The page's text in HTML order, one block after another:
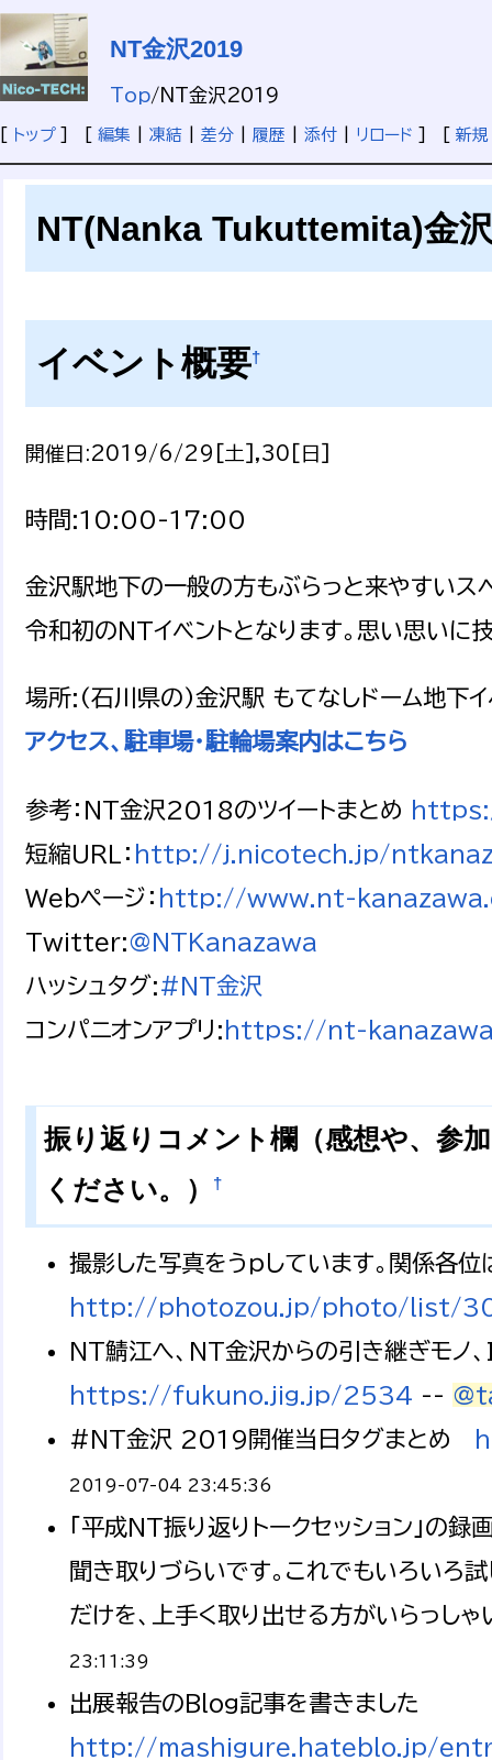
NT金沢2019
Top/NT金沢2019
トップ] [ 編集 凍結 差分 履歴 添付 リロード 新規
NT(Nanka Tukuttemita)金
イベント概要†
開催日:2019/6/29[土],30[日]
時間:10:00-17:00
金沢駅地下の一般の方もぶらっと来やすいス
令和初のNTイベントとなります。思い思いに
場所:(石川県の)金沢駅 もてなしドーム地下
アクセス、駐車場・駐輪場案内はこちら
参考：NT金沢2018のツイートまとめ
短縮URL： http://j.nicotech.jp/
Webページ： http://www.nt-
Twitter:@NTKanazawa
ハッシュタグ:#NT金沢
コンパニオンアプリ: https://nt-
振り返りコメント欄（感想や、参
ください。）
†
撮影した写真をうｐしています。関係各
http://photozou.jp/photo/list/
NT鯖江へ、NT金沢からの引き継ぎモノ
https://fukuno.jig.jp/2534 --
#NT金沢 2019開催当日タグまとめ
2019-07-04 23:45:36
「平成NT振り返りトークセッション」の
聞き取りづらいです。これでもいろいろ
だけを、上手く取り出せる方がいらっし
23:11:39
出展報告のBlog記事を書きました
http://mashigure.hateblo.jp/